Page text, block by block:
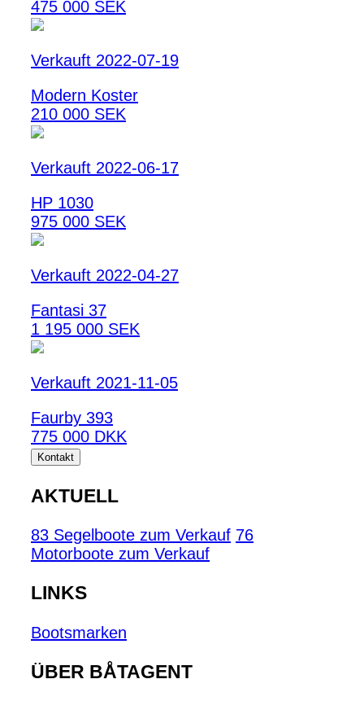
475 000 SEK
Verkauft 2022-07-19
Modern Koster
210 000 SEK
Verkauft 2022-06-17
HP 1030
975 000 SEK
Verkauft 2022-04-27
Fantasi 37
1 195 000 SEK
Verkauft 2021-11-05
Faurby 393
775 000 DKK
Kontakt
AKTUELL
83 Segelboote zum Verkauf 76
Motorboote zum Verkauf
LINKS
Bootsmarken
ÜBER BÅTAGENT